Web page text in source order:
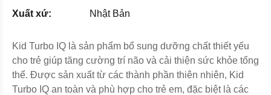
Xuất xứ:
Nhật Bản
Kid Turbo IQ là sản phẩm bổ sung dưỡng chất thiết yếu
cho trẻ giúp tăng cường trí não và cải thiện sức khỏe tổng
thể. Được sản xuất từ các thành phần thiên nhiên, Kid
Turbo IQ an toàn và phù hợp cho trẻ em, đặc biệt là các